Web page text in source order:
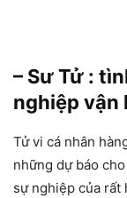
– Sư Tử :
nghiệp vận
Tử vi cá nhân
những dự báo
sự nghiệp của rất